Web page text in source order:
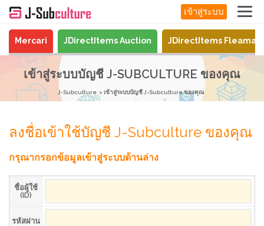
เข้าสู่ระบบ
Mercari JDirectItems Auction JDirectItems
เข้าสู่ระบบบัญชี J-SUBCULTURE ของคุณ
J-Subculture เข้าสู่ระบบบัญชี J-Subculture ของคุณ
ลงชื่อเข้าใช้บัญชี J-Subculture ของคุณ
กรุณากรอกข้อมูลเข้าสู่ระบบด้านล่าง
ชื่อผู้ใช้
(ID)
รหัสผ่าน